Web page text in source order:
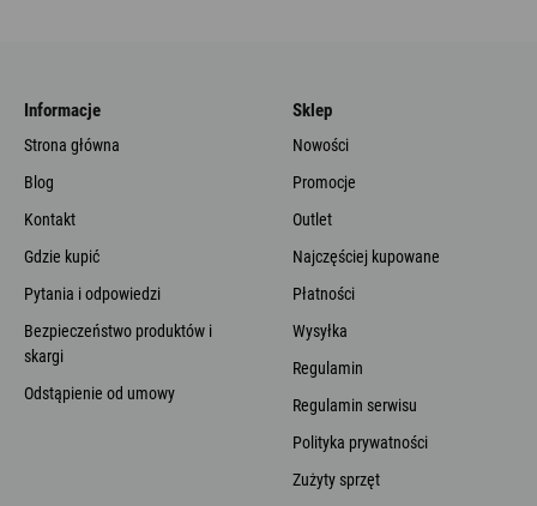
Informacje
Strona główna
Blog
Kontakt
Gdzie kupić
Pytania i odpowiedzi
Bezpieczeństwo produktów i
skargi
Odstąpienie od umowy
Sklep
Nowości
Promocje
Outlet
Najczęściej kupowane
Płatności
Wysyłka
Regulamin
Regulamin serwisu
Polityka prywatności
Zużyty sprzęt